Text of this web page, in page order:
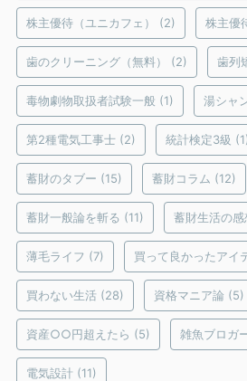
株主優待（ユニカフェ） (2) 株主優
歯のクリーニング（無料） (2) 歯列
毒物劇物取扱者試験一般 (1) 湯シャ
第2種電気工事士 (2) 統計検定3級
蓄財のタブー (15) 蓄財コラム (12)
蓄財一般論を斬る (11) 蓄財生活の感
薄毛ライフ (7) 買って良かったアイ
買わない生活 (28) 資格マニア論 (5)
資産○○円超えたら (5) 雑魚ブロガ
電気設計 (11)